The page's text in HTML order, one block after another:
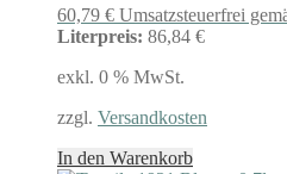
60,79 € Umsatzsteuerfrei
Literpreis: 86,84 €
exkl. 0 % MwSt.
zzgl. Versandkosten
In den Warenkorb